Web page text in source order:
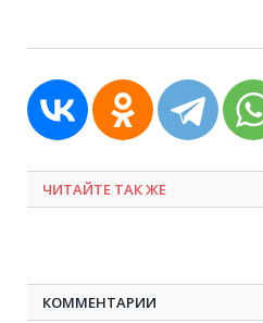
ЧИТАЙТЕ ТАК ЖЕ
КОММЕНТАРИИ